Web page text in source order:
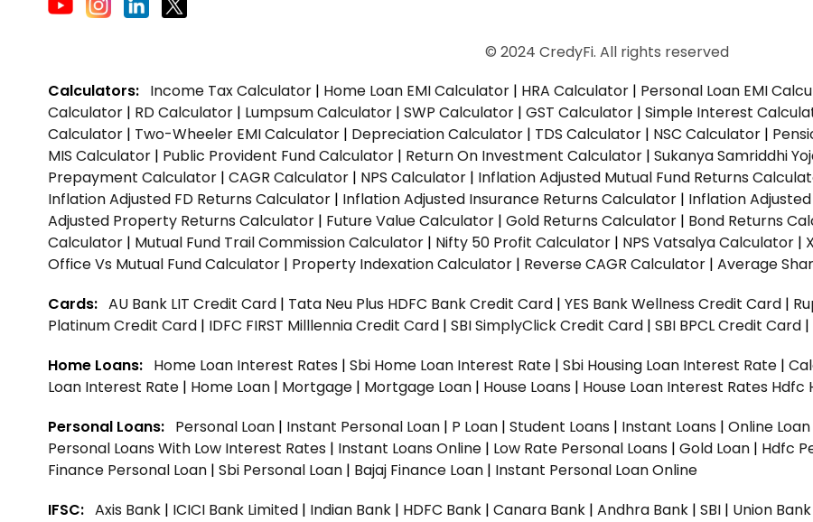
© 2024 CredyFi. All rights reserved
Calculators: Income Tax Calculator | Home Loan EMI Calculator | HRA Calculator | Personal Loan EMI
Calculator | RD Calculator | Lumpsum Calculator | SWP Calculator | GST Calculator | Simple Interest
Calculator | Two-Wheeler EMI Calculator | Depreciation Calculator | TDS Calculator | NSC Calculator |
MIS Calculator | Public Provident Fund Calculator | Return On Investment Calculator | Sukanya Samriddhi
Prepayment Calculator | CAGR Calculator | NPS Calculator | Inflation Adjusted Mutual Fund Returns
Inflation Adjusted FD Returns Calculator | Inflation Adjusted Insurance Returns Calculator | Inflation
Adjusted Property Returns Calculator | Future Value Calculator | Gold Returns Calculator | Bond Returns
Calculator | Mutual Fund Trail Commission Calculator | Nifty 50 Profit Calculator | NPS Vatsalya Calculator |
Office Vs Mutual Fund Calculator | Property Indexation Calculator | Reverse CAGR Calculator | Average
Cards: AU Bank LIT Credit Card | Tata Neu Plus HDFC Bank Credit Card | YES Bank Wellness Credit Card |
Platinum Credit Card | IDFC FIRST Milllennia Credit Card | SBI SimplyClick Credit Card | SBI BPCL Credit Card |
Home Loans: Home Loan Interest Rates | Sbi Home Loan Interest Rate | Sbi Housing Loan Interest Rate |
Loan Interest Rate | Home Loan | Mortgage | Mortgage Loan | House Loans | House Loan Interest Rates Hdfc
Personal Loans: Personal Loan | Instant Personal Loan | P Loan | Student Loans | Instant Loans | Online Loan
Personal Loans With Low Interest Rates | Instant Loans Online | Low Rate Personal Loans | Gold Loan | Hdfc
Finance Personal Loan | Sbi Personal Loan | Bajaj Finance Loan | Instant Personal Loan Online
IFSC: Axis Bank | ICICI Bank Limited | Indian Bank | HDFC Bank | Canara Bank | Andhra Bank | SBI | Union